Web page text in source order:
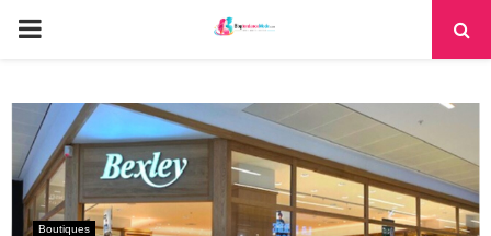
PRIMARY
Boutiques